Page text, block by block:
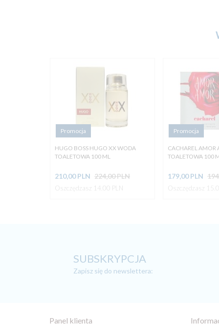
HUGO BOSS HUGO XX WODA
TOALETOWA 100 ML
Promocja
210,00 PLN 224,00 PLN
Oszczędzasz 14.00 PLN
CACHAREL AMOR
TOALETOWA 100
Promocja
179,00 PLN
Oszczędzasz
SUBSKRYPCJA
Zapisz się do newslettera:
Panel klienta